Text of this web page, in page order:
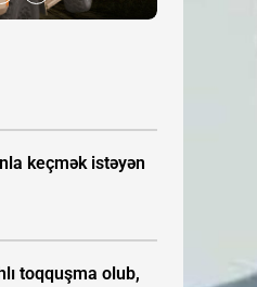
keçmək istəyən
toqquşma olub,